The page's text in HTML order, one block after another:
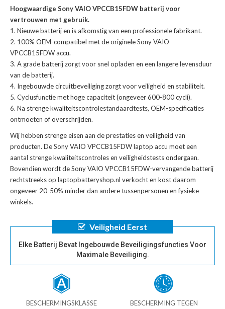
Hoogwaardige Sony VAIO VPCCB15FDW batterij voor
vertrouwen met gebruik.
Nieuwe batterij en is afkomstig van een professionele fabrikant.
100% OEM-compatibel met deoriginele Sony VAIO
VPCCB15FDW accu.
A grade batterij zorgt voor snel opladen en een langere levensduur
van de batterij.
Ingebouwde circuitbeveiliging zorgt voor veiligheid en stabiliteit.
Cyclusfunctie met hoge capaciteit (ongeveer 600-800 cycli).
Na strenge kwaliteitscontrolestandaardtests, OEM-specificaties
ontmoeten of overschrijden.
Wij hebben strenge eisen aan de prestaties en veiligheid van
producten. DeSony VAIO VPCCB15FDW laptop accu moet een
aantal strenge kwaliteitscontroles en veiligheidstests ondergaan.
Bovendien wordt deSony VAIO VPCCB15FDW-vervangende batterij
rechtstreeks op laptopbatteryshop.nl verkocht en kost daarom
ongeveer 20-50% minder dan andere tussenpersonen en fysieke
winkels.
Veiligheid Eerst
Elke Batterij Bevat Ingebouwde Beveiligingsfuncties Voor
Maximale Beveiliging.
BESCHERMINGSKLASSE
BESCHERMING TEGEN